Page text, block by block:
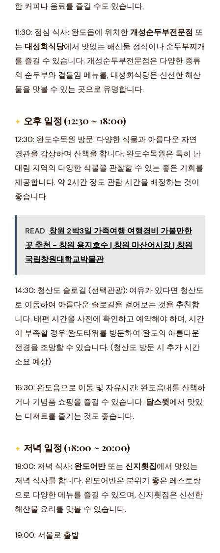
한 커피나 음료를 즐길 수도 있습니다.
11:30: 점심 식사: 완도읍에 위치한개성순두부전문점 또
는 대성회식당에서 맛있는 해산물 정식이나 순두부찌개
를 즐길 수 있습니다. 개성순두부전문점은 다양한 종류
의 순두부와 곁들임 메뉴를, 대성회식당은 신선한 해산
물을 맛볼 수 있는 곳으로 유명합니다.
오후 일정 (12:30 ~ 18:00)
12:30: 완도수목원 방문: 다양한 식물과 아름다운 자연
경관을 감상하며 산책을 합니다. 완도수목원은 특히 난
대림 지역의 다양한 식물을 관찰할 수 있는 좋은 기회를
제공합니다. 약 2시간 정도 관람 시간을 배정하는 것이
좋습니다.
READ 창원 2박3일 가족여행 여행경비 가볼만한
곳 추천 - 창원 용지호수 | 창원 마산어시장 | 창원
국립창원대학교박물관
14:30: 청산도 슬로길 (선택관광): 여유가 있다면 청산도
로 이동하여 아름다운 슬로길을 걸어보는 것을 추천합
니다. 배편 시간을 사전에 확인하고 예약해야 하며, 시간
이 부족할 경우 완도타워를 방문하여 완도의 아름다운
전경을 조망할 수 있습니다. (청산도 방문 시 추가 시간
소요 예상)
16:30: 완도읍으로 이동 및 자유시간: 완도읍내를 산책하
거나 기념품 쇼핑을 즐길 수 있습니다. 달스윗에서 맛있
는 디저트를 즐기는 것도 좋습니다.
저녁 일정 (18:00 ~ 20:00)
18:00: 저녁 식사: 완도어반또는 신지횟집에서 맛있는
저녁 식사를 합니다. 완도어반은 분위기 좋은 레스토랑
으로 다양한 메뉴를 즐길 수 있으며, 신지횟집은 신선한
해산물 요리를 맛볼 수 있습니다.
19:00: 서울로 출발